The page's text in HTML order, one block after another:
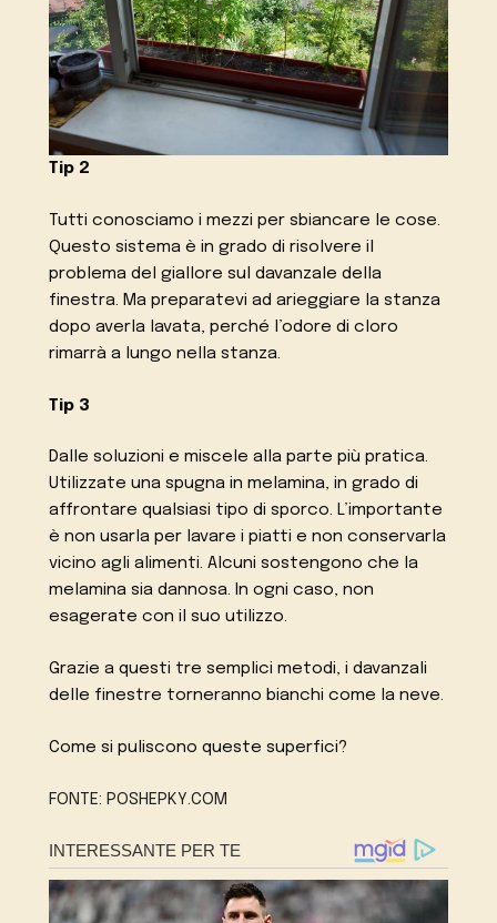
Tip 2
Tutti conosciamo i mezzi per sbiancare le cose.
Questo sistema è in grado di risolvere il
problema del giallore sul davanzale della
finestra. Ma preparatevi ad arieggiare la stanza
dopo averla lavata, perché l’odore di cloro
rimarrà a lungo nella stanza.
Tip 3
Dalle soluzioni e miscele alla parte più pratica.
Utilizzate una spugna in melamina, in grado di
affrontare qualsiasi tipo di sporco. L’importante
è non usarla per lavare i piatti e non conservarla
vicino agli alimenti. Alcuni sostengono che la
melamina sia dannosa. In ogni caso, non
esagerate con il suo utilizzo.
Grazie a questi tre semplici metodi, i davanzali
delle finestre torneranno bianchi come la neve.
Come si puliscono queste superfici?
FONTE: POSHEPKY.COM